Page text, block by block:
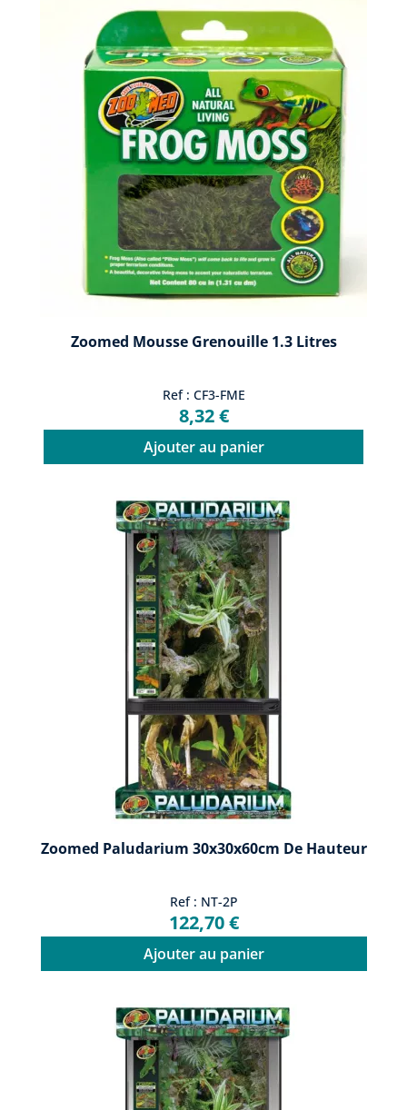
Zoomed Mousse Grenouille 1.3 Litres
Ref : CF3-FME
8,32 €
Ajouter au panier
Zoomed Paludarium 30x30x60cm De Hauteur
Ref : NT-2P
122,70 €
Ajouter au panier